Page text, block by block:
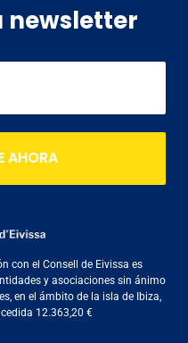
newsletter
AHORA
con el Consell de Eivissa es
y asociaciones sin ánimo
en el ámbito de la isla de Ibiza,
12.363,20 €